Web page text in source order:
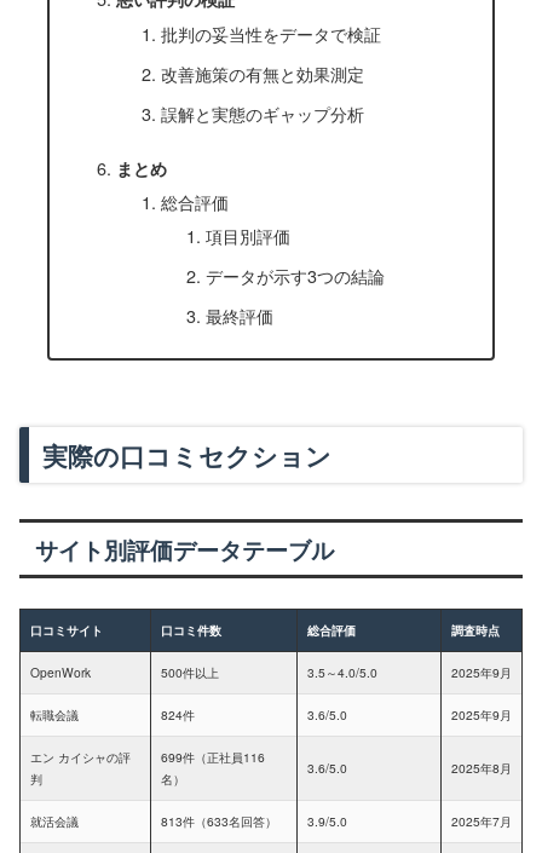
批判の妥当性をデータで検証
改善施策の有無と効果測定
誤解と実態のギャップ分析
まとめ
総合評価
項目別評価
データが示す3つの結論
最終評価
実際の口コミセクション
サイト別評価データテーブル
口コミサイト 口コミ件数 総合評価 調査時点
OpenWork 500件以上 3.5～4.0/5.0 2025年9月
転職会議 824件 3.6/5.0 2025年9月
エン カイシャの評
判
699件（正社員116
名）
3.6/5.0 2025年8月
就活会議 813件（633名回答） 3.9/5.0 2025年7月